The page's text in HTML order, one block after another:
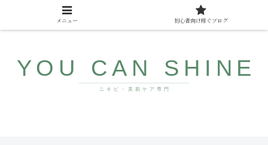
メニュー 初心者向け稼ぐブログ